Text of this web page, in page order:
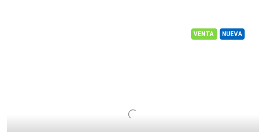
VENTA NUEVA